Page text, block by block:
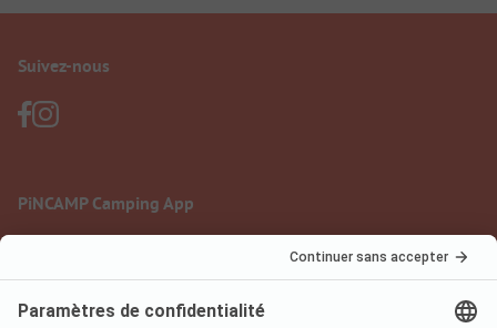
Suivez-nous
PiNCAMP Camping App